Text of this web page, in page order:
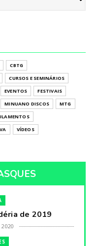
CBTG
CURSOS E SEMINÁRIOS
EVENTOS
FESTIVAIS
MINUANO DISCOS
MTG
VÍDEOS
de 2019